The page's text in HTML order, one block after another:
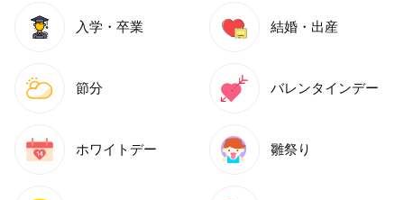
入学・卒業 結婚・出産
節分 バレンタインデー
ホワイトデー 雛祭り